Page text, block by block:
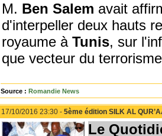
M. Ben Salem avait
d'interpeller deux hauts
royaume à Tunis, sur
que vecteur du
Source : Romandie News
17/10/2016 23:30 - 5ème édition SILK AL
Le